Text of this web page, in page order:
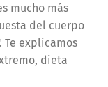
mucho más
del cuerpo
Te explicamos
dieta